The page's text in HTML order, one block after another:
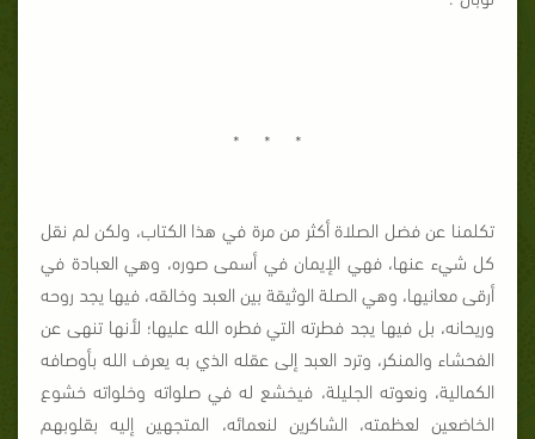
* * *
تكلمنا عن فضل الصلاة أكثر من مرة في هذا الكتاب، ولكن لم نقل
كل شيء عنها، فهي الإيمان في أسمى صوره، وهي العبادة في
أرقى معانيها، وهي الصلة الوثيقة بين العبد وخالقه، فيها يجد روحه
وريحانه، بل فيها يجد فطرته التي فطره الله عليها؛ لأنها تنهى عن
الفحشاء والمنكر، وترد العبد إلى عقله الذي به يعرف الله بأوصافه
الكمالية، ونعوته الجليلة، فيخشع له في صلواته وخلواته خشوع
الخاضعين لعظمته، الشاكرين لنعمائه، المتجهين إليه بقلوبهم